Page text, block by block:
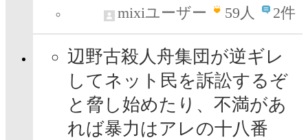
mixiユーザー
59人 2件
辺野古殺人舟集団が逆ギレ
してネット民を訴訟するぞ
と脅し始めたり、不満があ
れば暴力はアレの十八番